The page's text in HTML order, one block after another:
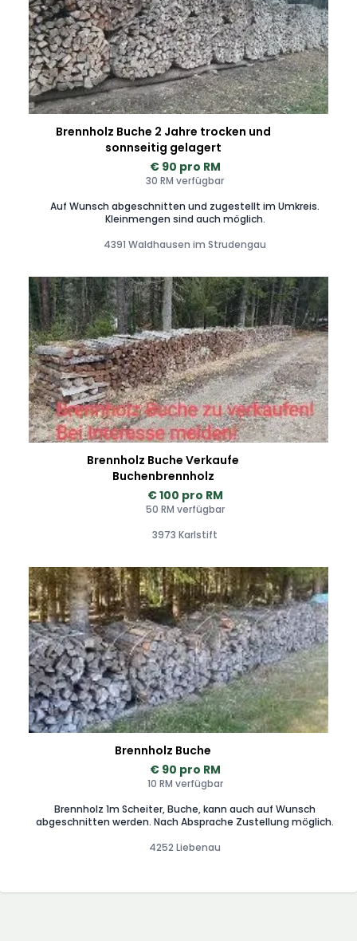
Brennholz Buche 2 Jahre trocken und
sonnseitig gelagert
€ 90 pro RM
30 RM verfügbar
Auf Wunsch abgeschnitten und zugestellt im Umkreis.
Kleinmengen sind auch möglich.
4391 Waldhausen im Strudengau
Brennholz Buche Verkaufe
Buchenbrennholz
€ 100 pro RM
50 RM verfügbar
3973 Karlstift
Brennholz Buche
€ 90 pro RM
10 RM verfügbar
Brennholz 1m Scheiter, Buche, kann auch auf Wunsch
abgeschnitten werden. Nach Absprache Zustellung möglich.
4252 Liebenau